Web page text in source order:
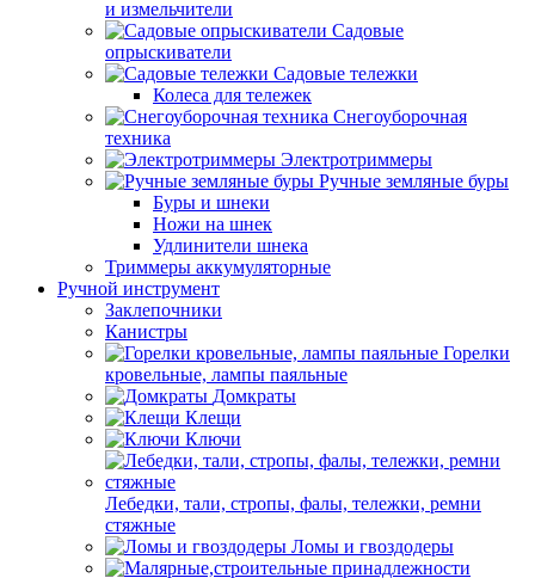
и измельчители
Садовые
опрыскиватели
Садовые тележки
Колеса для тележек
Снегоуборочная
техника
Электротриммеры
Ручные земляные буры
Буры и шнеки
Ножи на шнек
Удлинители шнека
Триммеры аккумуляторные
Ручной инструмент
Заклепочники
Канистры
Горелки
кровельные, лампы паяльные
Домкраты
Клещи
Ключи
Лебедки, тали, стропы, фалы, тележки, ремни
стяжные
Ломы и гвоздодеры